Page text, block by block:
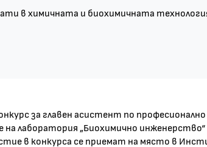
в химичната и биохимичната
за главен асистент по професионално
лаборатория „Биохимично
в конкурса се приемат на място в